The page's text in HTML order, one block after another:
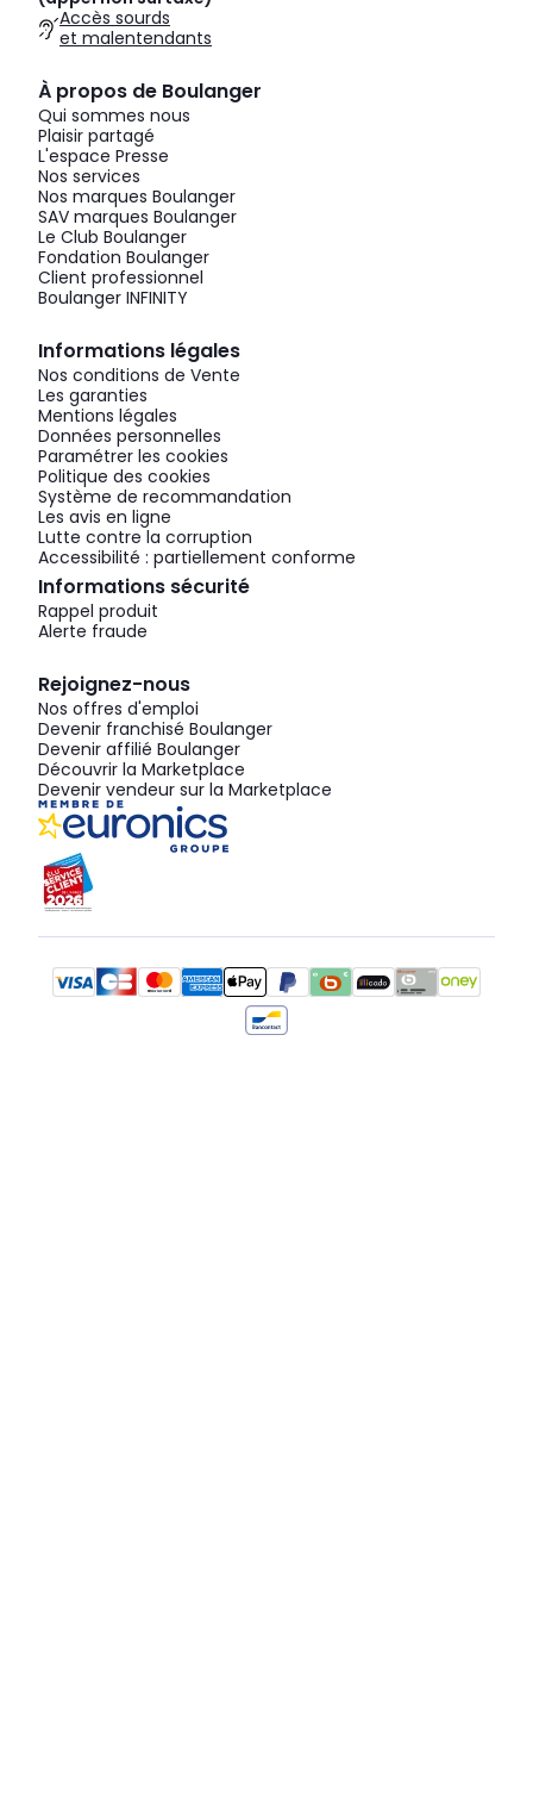
Accès sourds
et malentendants
À propos de Boulanger
Qui sommes nous
Plaisir partagé
L'espace Presse
Nos services
Nos marques Boulanger
SAV marques Boulanger
Le Club Boulanger
Fondation Boulanger
Client professionnel
Boulanger INFINITY
Informations légales
Nos conditions de Vente
Les garanties
Mentions légales
Données personnelles
Paramétrer les cookies
Politique des cookies
Système de recommandation
Les avis en ligne
Lutte contre la corruption
Accessibilité : partiellement conforme
Informations sécurité
Rappel produit
Alerte fraude
Rejoignez-nous
Nos offres d'emploi
Devenir franchisé Boulanger
Devenir affilié Boulanger
Découvrir la Marketplace
Devenir vendeur sur la Marketplace